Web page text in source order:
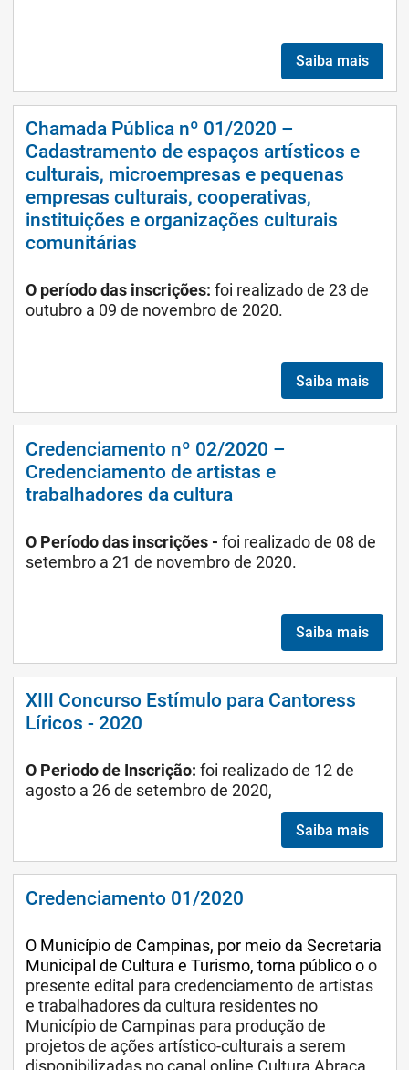
Saiba mais
Chamada Pública nº 01/2020 –
Cadastramento de espaços artísticos e
culturais, microempresas e pequenas
empresas culturais, cooperativas,
instituições e organizações culturais
comunitárias
O período das inscrições: foi realizado de 23 de
outubro a 09 de novembro de 2020.
Saiba mais
Credenciamento nº 02/2020 –
Credenciamento de artistas e
trabalhadores da cultura
O Período das inscrições - foi realizado de 08 de
setembro a 21 de novembro de 2020.
Saiba mais
XIII Concurso Estímulo para Cantoress
Líricos - 2020
O Periodo de Inscrição: foi realizado de 12 de
agosto a 26 de setembro de 2020,
Saiba mais
Credenciamento 01/2020
O Município de Campinas, por meio da Secretaria
Municipal de Cultura e Turismo, torna público oo
presente edital para credenciamento de artistas
e trabalhadores da cultura residentes no
Município de Campinas para produção de
projetos de ações artístico-culturais a serem
disponibilizadas no canal online Cultura Abraça